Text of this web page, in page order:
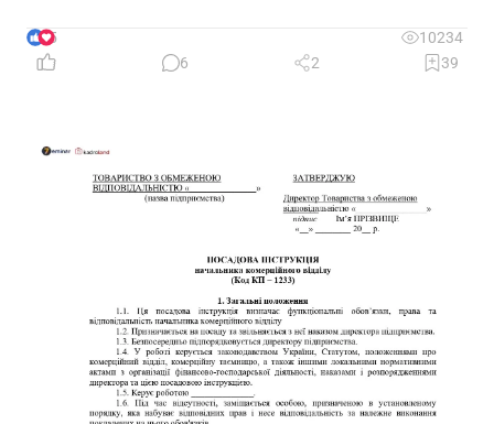
передбачено встановлення скороченого робочого
часу? І особливо актуальне запитання: чи потрібно
5
10234
6
2 39